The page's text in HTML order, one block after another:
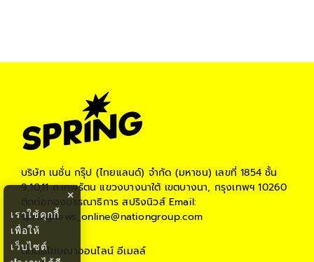
บริษัท เนชั่น กรุ๊ป (ไทยแลนด์) จำกัด (มหาชน) เลขที่ 1854 ชั้น
9,10,11 ถ.เทพรัตน แขวงบางนาใต้ เขตบางนา, กรุงเทพฯ 10260
ติดต่อกองบรรณาธิการ สปริงนิวส์Email:
springnews_online@nationgroup.com
ติดต่อโฆษณาออนไลน์ อีเมลล์
×
เราใช้คุกกี้
เพื่อให้
เว็บไซต์